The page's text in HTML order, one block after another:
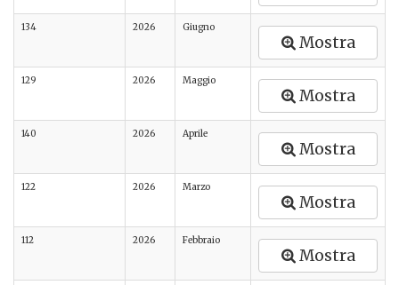
134 2026 Giugno
Mostra
129 2026 Maggio
Mostra
140 2026 Aprile
Mostra
122 2026 Marzo
Mostra
112 2026 Febbraio
Mostra